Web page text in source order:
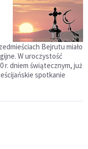
Bejrutu miało
W uroczystość
r. dniem świątecznym, już
spotkanie